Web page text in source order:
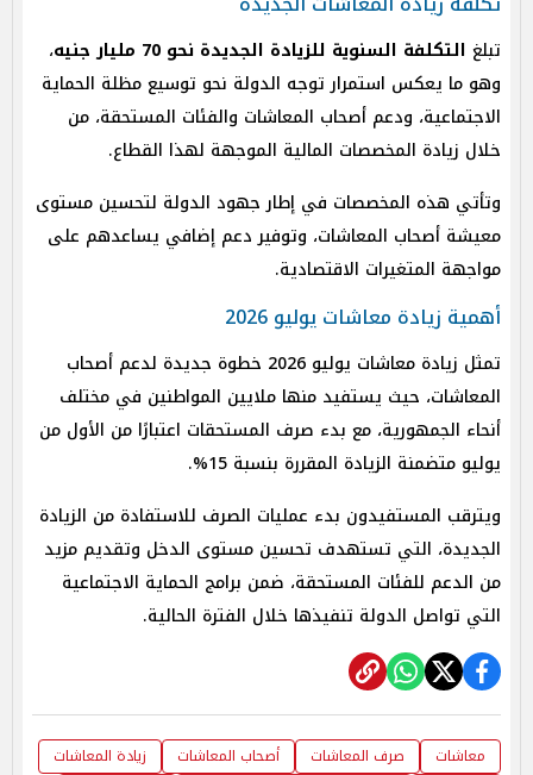
تبلغ التكلفة السنوية للزيادة الجديدة نحو 70 مليار جنيه
،
وهو ما يعكس استمرار توجه الدولة نحو توسيع مظلة الحماية
الاجتماعية، ودعم أصحاب المعاشات والفئات المستحقة، من
خلال زيادة المخصصات المالية الموجهة لهذا القطاع.
وتأتي هذه المخصصات في إطار جهود الدولة لتحسين مستوى
معيشة أصحاب المعاشات، وتوفير دعم إضافي يساعدهم على
مواجهة المتغيرات الاقتصادية.
أهمية زيادة معاشات يوليو 2026
تمثل زيادة معاشات يوليو 2026 خطوة جديدة لدعم أصحاب
المعاشات، حيث يستفيد منها ملايين المواطنين في مختلف
أنحاء الجمهورية، مع بدء صرف المستحقات اعتبارًا من الأول من
يوليو متضمنة الزيادة المقررة بنسبة 15%.
ويترقب المستفيدون بدء عمليات الصرف للاستفادة من الزيادة
الجديدة، التي تستهدف تحسين مستوى الدخل وتقديم مزيد
من الدعم للفئات المستحقة، ضمن برامج الحماية الاجتماعية
التي تواصل الدولة تنفيذها خلال الفترة الحالية.
معاشات صرف المعاشات أصحاب المعاشات
زيادة المعاشات